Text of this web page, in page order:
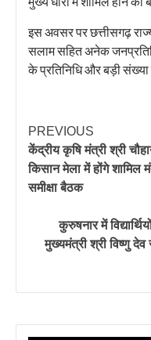
इस अवसर पर छत्तीसगढ़
सलाम सहित अनेक
के प्रतिनिधि और बड़ी
PREVIOUS
केंद्रीय कृषि मंत्री श्री
किसान मेला में होंगे
समीक्षा बैठक
कुरुषनार में
मुख्यमंत्री श्री विष्णु